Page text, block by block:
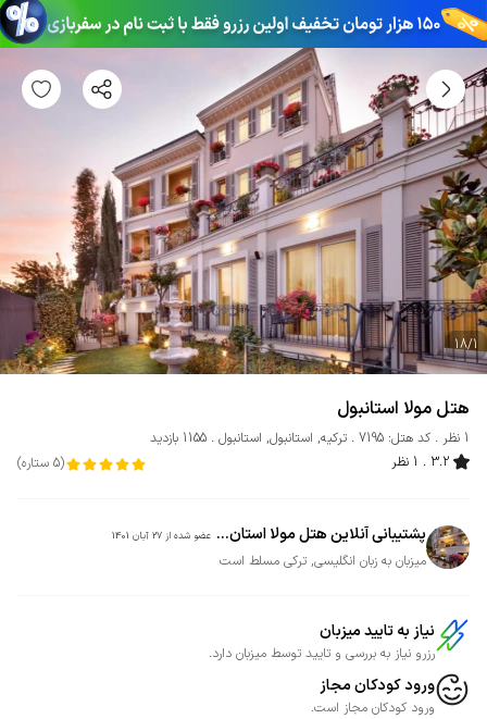
18/1
هتل مولا استانبول
1 نظر کد هتل: 7195 ترکیه, استانبول, استانبول
1155 بازدید
3.2
1 نظر (
5 ستاره)
پشتیبانی آنلاین هتل مولا استان... عضو شده از 27 آبان 1401
میزبان به زبان انگلیسی, ترکی مسلط است
نیاز به تایید میزبان
رزرو نیاز به بررسی و تایید توسط میزبان دارد.
ورود کودکان مجاز
ورود کودکان مجاز است.